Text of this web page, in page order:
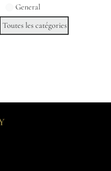
General
Toutes les catégories